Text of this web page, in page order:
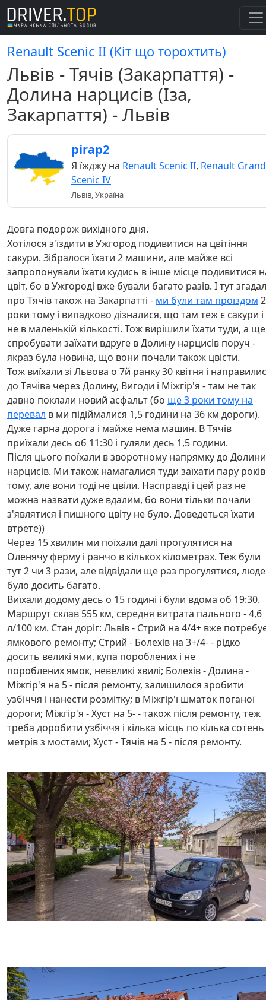
Renault Scenic II (Кіт що торохтить)
Львів - Тячів (Закарпаття) -
Долина нарцисів (Іза,
Закарпаття) - Львів
pirap2
Я їжджу на Renault Scenic II, Renault Grand
Scenic IV
Львів, Україна
Довга подорож вихідного дня.
Хотілося з'їздити в Ужгород подивитися на цвітіння
сакури. Зібралося їхати 2 машини, але майже всі
запропонували їхати кудись в інше місце подивитися
цвіт, бо в Ужгороді вже бували багато разів. І тут
про Тячів також на Закарпатті - ми були там проїздом 2
роки тому і випадково дізналися, що там теж є сакури і
не в маленькій кількості. Тож вирішили їхати туди, а ще
спробувати заїхати вдруге в Долину нарцисів поруч -
якраз була новина, що вони почали також цвісти.
Тож виїхали зі Львова о 7й ранку 30 квітня і
до Тячіва через Долину, Вигоди і Міжгір'я - там не так
давно поклали новий асфальт (бо ще 3 роки тому на
перевал в ми підіймалися 1,5 години на 36 км дороги).
Дуже гарна дорога і майже нема машин. В Тячів
приїхали десь об 11:30 і гуляли десь 1,5 години.
Після цього поїхали взворотному напрямку до Долини
нарцисів. Ми також намагалися туди заїхати пару років
тому, але вони тоді не цвіли. Насправді і цей раз не
можна назвати дуже вдалим, бо вони тільки почали
з'являтися і пишного цвіту не було. Доведеться їхати
втрете))
Через 15 хвилин ми поїхали далі прогулятися на
Оленячу ферму і ранчо в кількох кілометрах. Теж були
тут 2 чи 3 рази, але відвідали ще раз прогулятися,
було досить багато.
Виїхали додому десь о 15 годині і були вдома об 19:30.
Маршрут склав 555 км, середня витрата пального - 4,6
л/100 км. Стан доріг: Львів - Стрий на 4/4+ вже
ямкового ремонту; Стрий - Болехів на 3+/4- - рідко
досить великі ями, купа пороблених і не
пороблених ямок, невеликі хвилі; Болехів - Долина -
Міжгір'я на 5 - після ремонту, залишилося зробити
узбіччя і нанести розмітку; в Міжгір'ї шматок поганої
дороги; Міжгір'я - Хуст на 5- - також після ремонту, теж
треба доробити узбіччя і кілька місць по кілька сотень
метрів з мостами; Хуст - Тячів на 5 - після ремонту.